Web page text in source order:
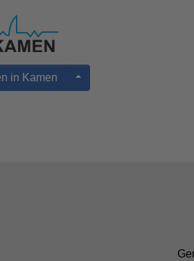
in Kamen